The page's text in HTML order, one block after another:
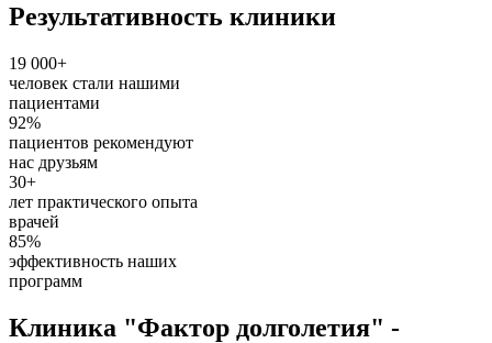
Результативность клиники
19 000+
человек стали нашими
пациентами
92%
пациентов рекомендуют
нас друзьям
30+
лет практического опыта
врачей
85%
эффективность наших
программ
Клиника "Фактор долголетия" -